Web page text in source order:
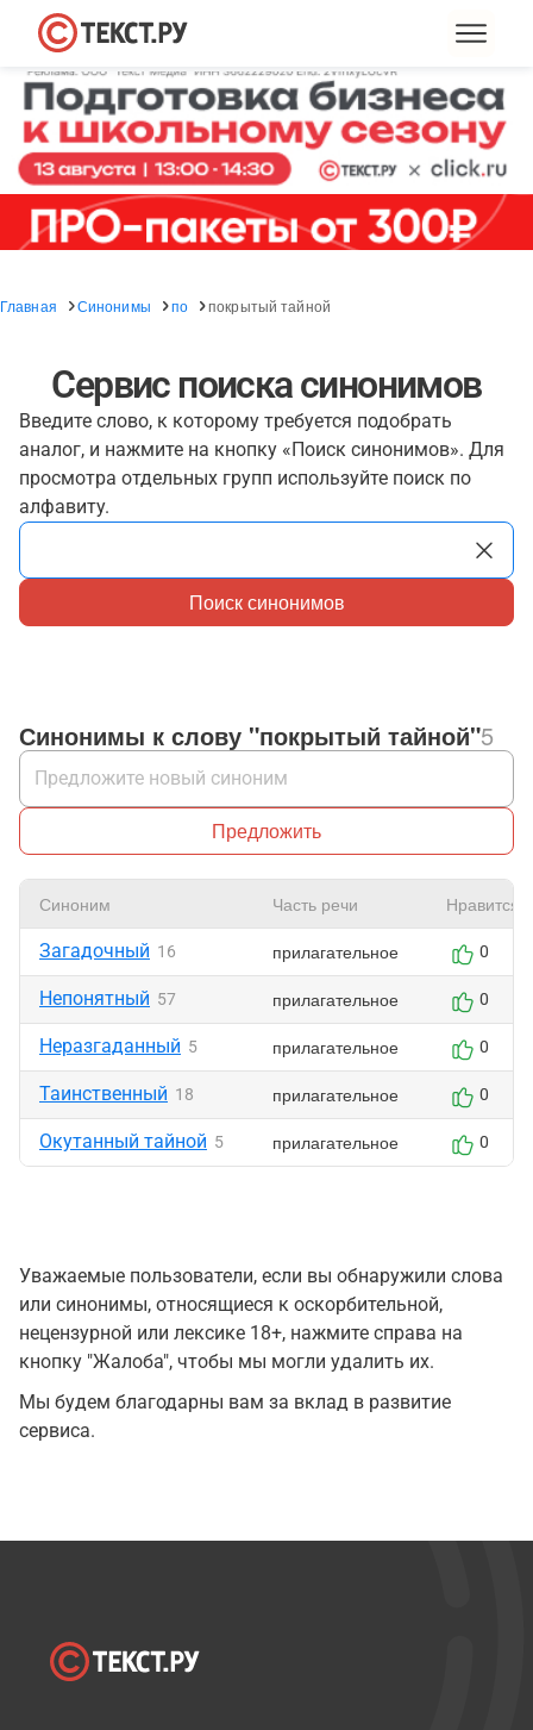
Главная Синонимы по покрытый тайной
Сервис поиска синонимов
Введите слово, к которому требуется подобрать
аналог, и нажмите на кнопку «Поиск синонимов». Для
просмотра отдельных групп используйте поиск по
алфавиту.
Поиск синонимов
Синонимы к слову "покрытый тайной"5
Предложить
Синоним Часть речи Нравится
Загадочный 16 прилагательное 0
Непонятный 57 прилагательное 0
Неразгаданный 5 прилагательное 0
Таинственный 18 прилагательное 0
Окутанный тайной 5 прилагательное 0
Уважаемые пользователи, если вы обнаружили слова
или синонимы, относящиеся к оскорбительной,
нецензурной или лексике 18+, нажмите справа на
кнопку "Жалоба", чтобы мы могли удалить их.
Мы будем благодарны вам за вклад в развитие
сервиса.